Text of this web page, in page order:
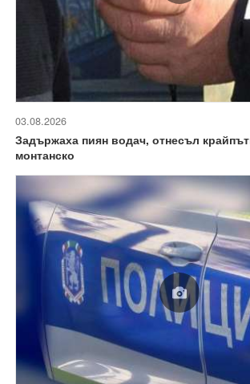
03.08.2026
Задържаха пиян водач, отнесъл
монтанско